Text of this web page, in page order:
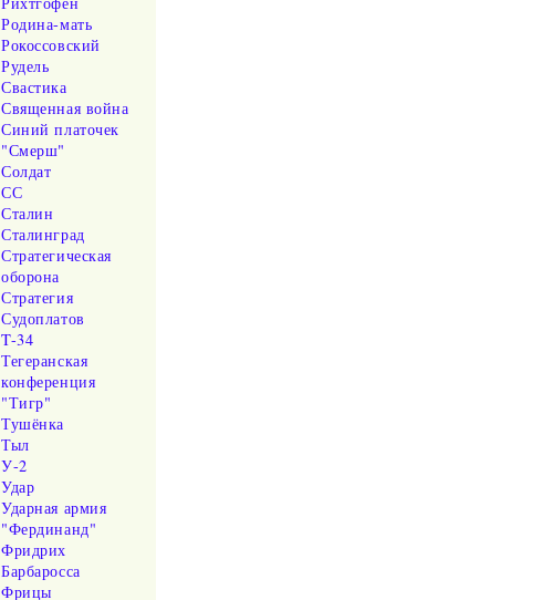
Родина-мать
Рокоссовский
Рудель
Свастика
Священная война
Синий платочек
"Смерш"
Солдат
СС
Сталин
Сталинград
Стратегическая
оборона
Стратегия
Судоплатов
T-34
Тегеранская
конференция
"Тигр"
Тушёнка
Тыл
У-2
Удар
Ударная армия
"Фердинанд"
Фридрих
Барбаросса
Фрицы